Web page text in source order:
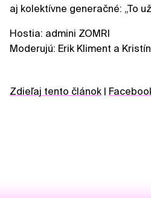
aj kolektívne generačné: „To
Hostia: admini ZOMRI
Moderujú: Erik Kliment a
Zdieľaj tento článok |